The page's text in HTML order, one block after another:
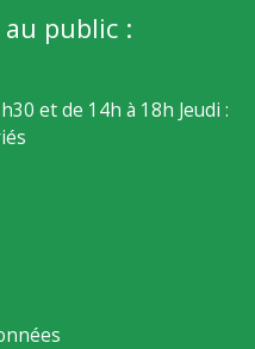
public :
et de 14h à 18h Jeudi :